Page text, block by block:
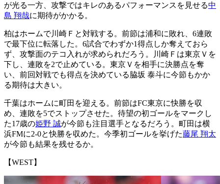
が光る一方、攻撃ではキレのあるパフォーマンスを見せる中
島 翔哉に期待がかかる。
柏はホームで川崎Ｆと対戦する。前節は浦和に敗れ、6連敗
で最下位に転落した。6試合でわずか1得点しか奪えておら
ず、攻撃面のテコ入れが求められだろう。川崎Ｆは東京Ｖを
下し、連敗を2で止めている。東京Ｖを相手に決勝点を奪
い、前回対戦でも得点を決めている脇坂 泰斗に今節もかか
る期待は大きい。
千葉はホームに町田を迎える。前節はFC東京に快勝を収
め、連敗を5でストップさせた。待望の初ゴールをマークし
た17歳の姫野 誠が今節も注目選手となるだろう。町田は横
浜FMに2-0と快勝を収めた。今季初ゴールを挙げた藤尾 翔太
が今節も結果を残せるか。
【WEST】